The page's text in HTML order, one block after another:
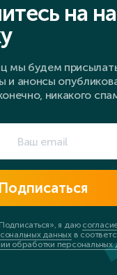
на
мы будем
и анонсы
никакого
Подписаться
я даю
данных в
обработки персональных